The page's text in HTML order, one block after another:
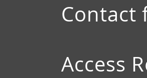
Contact
Access